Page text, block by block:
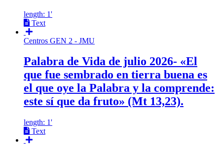
length: 1'
Text
Centros GEN 2 - JMU
Palabra de Vida de julio 2026- «El
que fue sembrado en tierra buena es
el que oye la Palabra y la comprende:
este sí que da fruto» (Mt 13,23).
length: 1'
Text